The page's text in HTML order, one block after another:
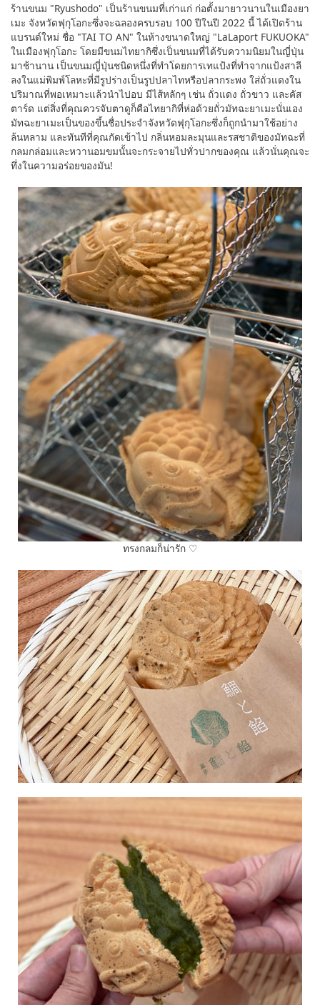
ร้านขนม "Ryushodo" เป็นร้านขนมที่เก่าแก่ ก่อตั้งมายาวนานในเมืองยา
เมะ จังหวัดฟุกุโอกะซึ่งจะฉลองครบรอบ 100 ปีในปี 2022 นี้ ได้เปิดร้าน
แบรนด์ใหม่ ชื่อ "TAI TO AN" ในห้างขนาดใหญ่ "LaLaport FUKUOKA"
ในเมืองฟุกุโอกะ โดยมีขนมไทยากิซึ่งเป็นขนมที่ได้รับความนิยมในญี่ปุ่น
มาช้านาน เป็นขนมญี่ปุ่นชนิดหนึ่งที่ทำโดยการเทแป้งที่ทำจากแป้งสาลี
ลงในแม่พิมพ์โลหะที่มีรูปร่างเป็นรูปปลาไทหรือปลากระพง ใส่ถั่วแดงใน
ปริมาณที่พอเหมาะแล้วนำไปอบ มีไส้หลักๆ เช่น ถั่วแดง ถั่วขาว และคัส
ตาร์ด แต่สิ่งที่คุณควรจับตาดูก็คือไทยากิที่ห่อด้วยถั่วมัทฉะยาเมะนั่นเอง
มัทฉะยาเมะเป็นของขึ้นชื่อประจำจังหวัดฟุกุโอกะซึ่งก็ถูกนำมาใช้อย่าง
ล้นหลาม และทันทีที่คุณกัดเข้าไป กลิ่นหอมละมุนและรสชาติของมัทฉะที่
กลมกล่อมและหวานอมขมนั้นจะกระจายไปทั่วปากของคุณ แล้วนั่นคุณจะ
ทึ่งในความอร่อยของมัน!
ทรงกลมก็น่ารัก ♡